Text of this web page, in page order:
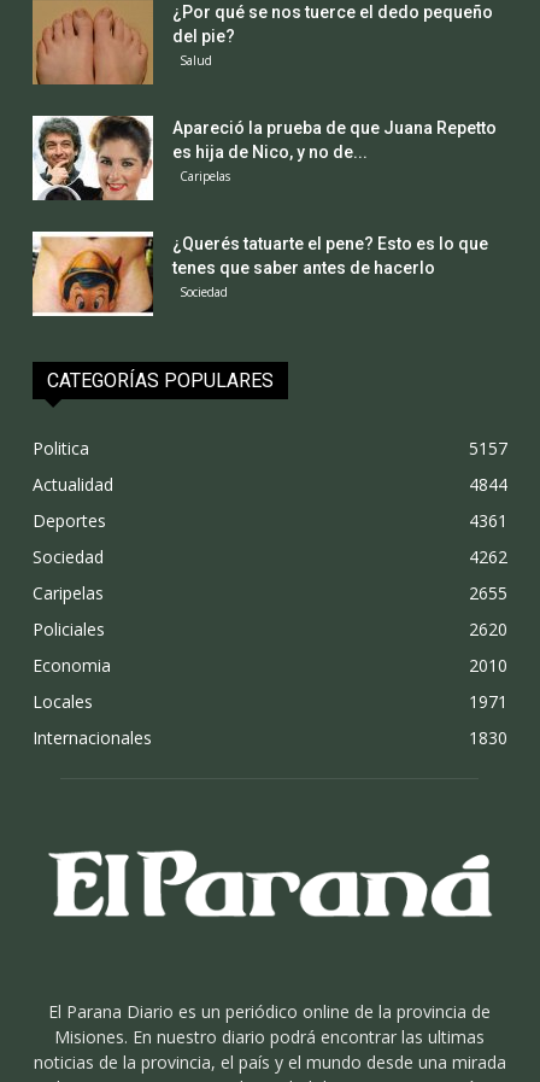
¿Por qué se nos tuerce el dedo pequeño
del pie?
Salud
Apareció la prueba de que Juana Repetto
es hija de Nico, y no de...
Caripelas
¿Querés tatuarte el pene? Esto es lo que
tenes que saber antes de hacerlo
Sociedad
CATEGORÍAS POPULARES
Politica
5157
Actualidad
4844
Deportes
4361
Sociedad
4262
Caripelas
2655
Policiales
2620
Economia
2010
Locales
1971
Internacionales
1830
El Parana Diario es un periódico online de la provincia de
Misiones. En nuestro diario podrá encontrar las ultimas
noticias de la provincia, el país y el mundo desde una mirada